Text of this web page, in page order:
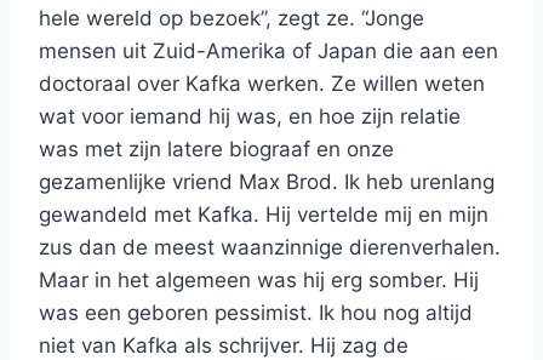
hele wereld op bezoek”, zegt ze. “Jonge
mensen uit Zuid-Amerika of Japan die aan een
doctoraal over Kafka werken. Ze willen weten
wat voor iemand hij was, en hoe zijn relatie
was met zijn latere biograaf en onze
gezamenlijke vriend Max Brod. Ik heb urenlang
gewandeld met Kafka. Hij vertelde mij en mijn
zus dan de meest waanzinnige dierenverhalen.
Maar in het algemeen was hij erg somber. Hij
was een geboren pessimist. Ik hou nog altijd
niet van Kafka als schrijver. Hij zag de